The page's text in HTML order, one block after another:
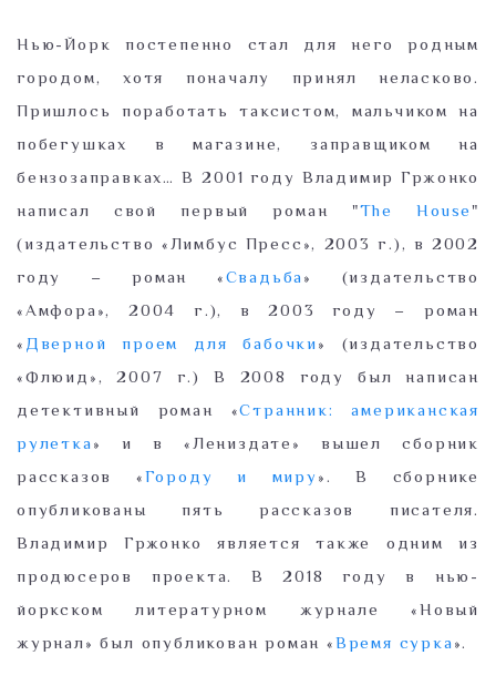
Нью-Йорк постепенно стал для него родным
городом, хотя поначалу принял неласково.
Пришлось поработать таксистом, мальчиком на
побегушках в магазине, заправщиком на
бензозаправках… В 2001 году Владимир Гржонко
написал свой первый роман "The House"
(издательство «Лимбус Пресс», 2003 г.), в 2002
году – роман «Свадьба» (издательство
«Амфора», 2004 г.), в 2003 году – роман
« Дверной проем для бабочки» (издательство
«Флюид», 2007 г.) В 2008 году был написан
детективный роман «Странник: американская
рулетка» и в «Лениздате» вышел сборник
рассказов «Городу и миру». В сборнике
опубликованы пять рассказов писателя.
Владимир Гржонко является также одним из
продюсеров проекта. В 2018 году в нью-
йоркском литературном журнале «Новый
журнал» был опубликован роман «Время сурка».